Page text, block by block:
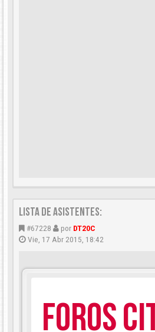
LISTA DE ASISTENTES:
#67228 por DT20C
Vie, 17 Abr 2015, 18:42